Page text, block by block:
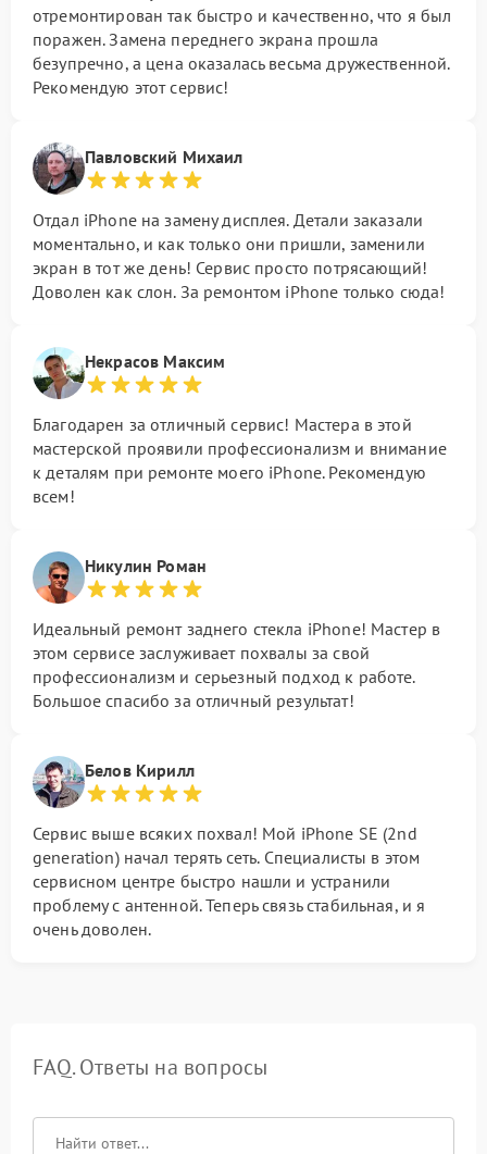
отремонтирован так быстро и качественно, что я был
поражен. Замена переднего экрана прошла
безупречно, а цена оказалась весьма дружественной.
Рекомендую этот сервис!
Павловский Михаил
Отдал iPhone на замену дисплея. Детали заказали
моментально, и как только они пришли, заменили
экран в тот же день! Сервис просто потрясающий!
Доволен как слон. За ремонтом iPhone только сюда!
Некрасов Максим
Благодарен за отличный сервис! Мастера в этой
мастерской проявили профессионализм и внимание
к деталям при ремонте моего iPhone. Рекомендую
всем!
Никулин Роман
Идеальный ремонт заднего стекла iPhone! Мастер в
этом сервисе заслуживает похвалы за свой
профессионализм и серьезный подход к работе.
Большое спасибо за отличный результат!
Белов Кирилл
Сервис выше всяких похвал! Мой iPhone SE (2nd
generation) начал терять сеть. Специалисты в этом
сервисном центре быстро нашли и устранили
проблему с антенной. Теперь связь стабильная, и я
очень доволен.
FAQ. Ответы на вопросы